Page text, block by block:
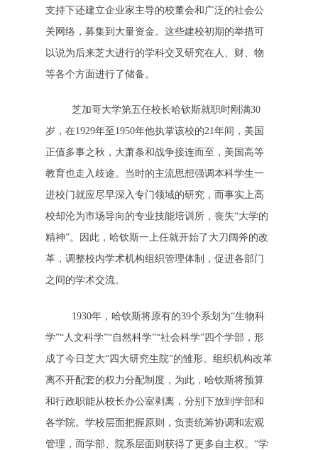
支持下还建立企业家主导的校董会和广泛的社会公
关网络，募集到大量资金。这些建校初期的举措可
以说为后来芝大进行的学科交叉研究在人、财、物
等各个方面进行了储备。
芝加哥大学第五任校长哈钦斯就职时刚满30
岁，在1929年至1950年他执掌该校的21年间，美国
正值多事之秋，大萧条和战争接连而至，美国高等
教育也走入歧途。当时的主流思想强调本科学生一
进校门就应尽早深入专门领域的研究，而事实上高
校却沦为市场导向的专业技能培训所，丧失“大学的
精神”。因此，哈钦斯一上任就开始了大刀阔斧的改
革，调整校内学术机构组织管理体制，促进各部门
之间的学术交流。
1930年，哈钦斯将原有的39个系划为“生物科
学”“人文科学”“自然科学”“社会科学”四个学部，形
成了今日芝大“四大研究生院”的雏形。组织机构改革
离不开配套的权力分配制度，为此，哈钦斯将预算
和行政职能从校长办公室剥离，分别下放到学部和
各学院。学校层面把握原则，负责统筹协调和宏观
管理，而学部、院系层面则获得了更多自主权。“学